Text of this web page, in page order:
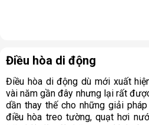
Điều hòa di động
Điều hòa di động dù mới xuất
vài năm gần đây nhưng lại rất
dần thay thế cho những giải
điều hòa treo tường, quạt hơi